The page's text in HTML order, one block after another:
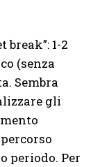
break”: 1-2
(senza
Sembra
gli
periodo. Per